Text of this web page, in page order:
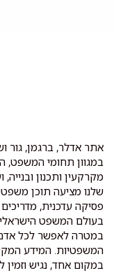
אתר אדלר, ברגמן, גור
במגוון תחומי המשפט,
מקרקעין ותכנון
שלנו מציעה תוכן
פסיקה עדכנית,
בעולם המשפט
במטרה לאפשר לכל אדם
המשפטיות. המידע
במקום אחד, נגיש וזמין